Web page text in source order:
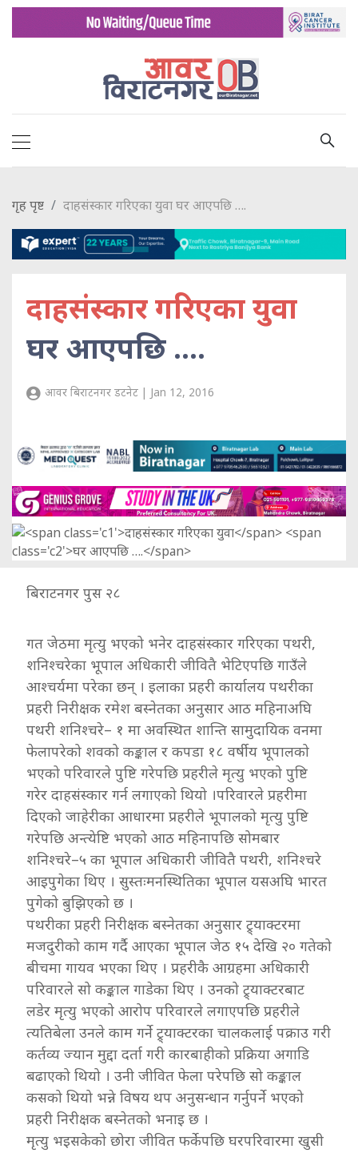
गृह पृष्ट दाहसंस्कार गरिएका युवा घर आएपछि ….
दाहसंस्कार गरिएका युवा
घर आएपछि ….
आवर बिराटनगर डटनेट | Jan 12, 2016
बिराटनगर पुस २८
गत जेठमा मृत्यु भएको भनेर दाहसंस्कार गरिएका पथरी,
शनिश्चरेका भूपाल अधिकारी जीवितै भेटिएपछि गाउँले
आश्चर्यमा परेका छन् । इलाका प्रहरी कार्यालय पथरीका
प्रहरी निरीक्षक रमेश बस्नेतका अनुसार आठ महिनाअघि
पथरी शनिश्चरे– १ मा अवस्थित शान्ति सामुदायिक वनमा
फेलापरेको शवको कङ्काल र कपडा १८ वर्षीय भूपालको
भएको परिवारले पुष्टि गरेपछि प्रहरीले मृत्यु भएको पुष्टि
गरेर दाहसंस्कार गर्न लगाएको थियो ।परिवारले प्रहरीमा
दिएको जाहेरीका आधारमा प्रहरीले भूपालको मृत्यु पुष्टि
गरेपछि अन्त्येष्टि भएको आठ महिनापछि सोमबार
शनिश्चरे–५ का भूपाल अधिकारी जीवितै पथरी, शनिश्चरे
आइपुगेका थिए । सुस्तःमनस्थितिका भूपाल यसअघि भारत
पुगेको बुझिएको छ ।
पथरीका प्रहरी निरीक्षक बस्नेतका अनुसार ट्र्याक्टरमा
मजदुरीको काम गर्दै आएका भूपाल जेठ १५ देखि २० गतेको
बीचमा गायव भएका थिए । प्रहरीकै आग्रहमा अधिकारी
परिवारले सो कङ्काल गाडेका थिए । उनको ट्र्याक्टरबाट
लडेर मृत्यु भएको आरोप परिवारले लगाएपछि प्रहरीले
त्यतिबेला उनले काम गर्ने ट्र्याक्टरका चालकलाई पक्राउ गरी
कर्तव्य ज्यान मुद्दा दर्ता गरी कारबाहीको प्रक्रिया अगाडि
बढाएको थियो । उनी जीवित फेला परेपछि सो कङ्काल
कसको थियो भन्ने विषय थप अनुसन्धान गर्नुपर्ने भएको
प्रहरी निरीक्षक बस्नेतको भनाइ छ ।
मृत्यु भइसकेको छोरा जीवित फर्केपछि घरपरिवारमा खुसी